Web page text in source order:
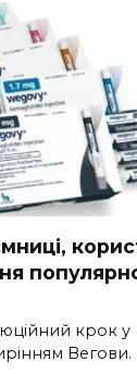
крок у
Вегови.